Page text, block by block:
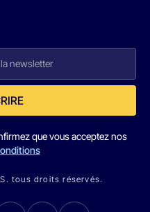
que vous acceptez nos
tous droits réservés.